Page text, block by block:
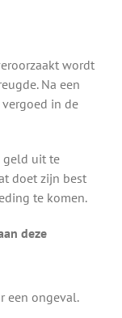
wordt
Na een
in de
geld uit te
doet zijn best
te komen.
deze
een ongeval.